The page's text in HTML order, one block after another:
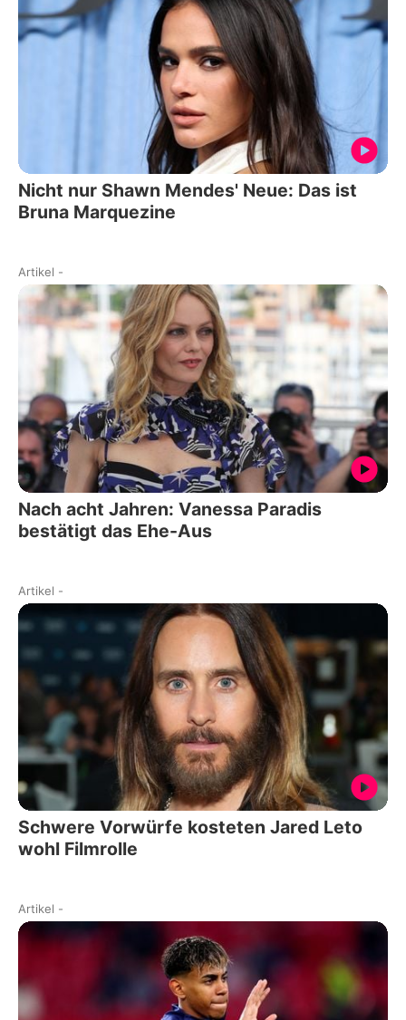
Nicht nur Shawn Mendes' Neue: Das ist
Bruna Marquezine
Artikel -
Nach acht Jahren: Vanessa Paradis
bestätigt das Ehe-Aus
Artikel -
Schwere Vorwürfe kosteten Jared Leto
wohl Filmrolle
Artikel -